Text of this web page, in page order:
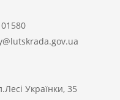
Українки, 35